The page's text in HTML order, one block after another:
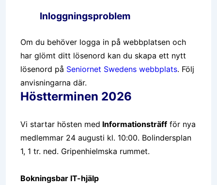
Inloggningsproblem
Om du behöver logga in på webbplatsen och
har glömt ditt lösenord kan du skapa ett nytt
lösenord på Seniornet Swedens webbplats. Följ
anvisningarna där.
Höstterminen 2026
Vi startar hösten med Informationsträff för nya
medlemmar 24 augusti kl. 10:00. Bolindersplan
1, 1 tr. ned. Gripenhielmska rummet.
Bokningsbar IT-hjälp